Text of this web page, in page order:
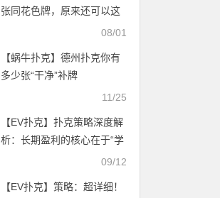
张同花色牌，原来还可以这
08/01
【蜗牛扑克】德州扑克你有
多少张“干净”补牌
11/25
【EV扑克】扑克策略深度解
析：长期盈利的核心在于“学
09/12
【EV扑克】策略：超详细！